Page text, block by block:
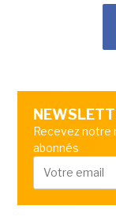
Recevez
abonnés